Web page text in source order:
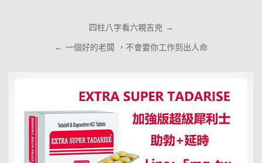
覽
四柱八字看六親吉兇 →
← 一個好的老闆 ，不會要你工作到出人命